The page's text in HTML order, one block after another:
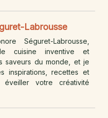
Labrousse
Séguret-Labrousse,
cuisine inventive et
saveurs du monde, et je
inspirations, recettes et
éveiller votre créativité